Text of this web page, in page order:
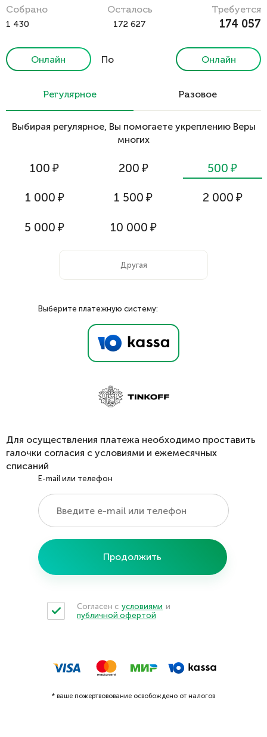
Cобрано
1 430
Осталось
172 627
Требуется
174 057
Онлайн
По
Онлайн
Регулярное Разовое
Выбирая регулярное, Вы помогаете укреплению Веры
многих
100 ₽ 200 ₽ 500 ₽
1 000 ₽ 1 500 ₽ 2 000 ₽
5 000 ₽ 10 000 ₽
Выберите платежную систему:
Для осуществления платежа необходимо проставить
галочки согласия с условиями и ежемесячных
списаний
E-mail или телефон
Продолжить
Согласен с условиями и
публичной офертой
* ваше пожертвовование освобождено от налогов